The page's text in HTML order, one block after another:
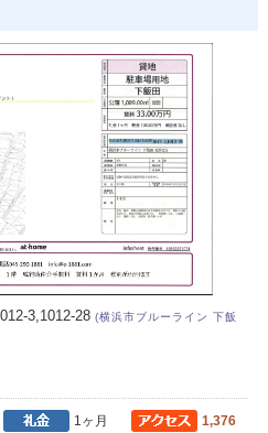
3,1012-28(横浜市ブルーライン 下飯
1ヶ月 1,376